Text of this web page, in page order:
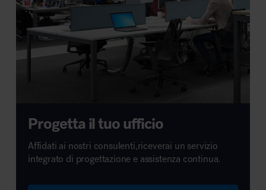
Progetta il tuo ufficio
Affidati ai nostri consulenti,riceverai un servizio
integrato di progettazione e assistenza continua.